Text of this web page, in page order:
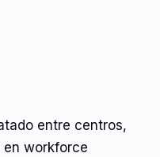
entre centros,
en workforce